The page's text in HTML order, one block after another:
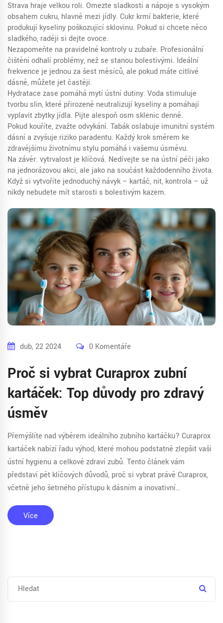
Strava hraje velkou roli. Omezte sladkosti a nápoje s vysokým
obsahem cukru, hlavně mezi jídly. Cukr krmí bakterie, které
produkují kyseliny poškozující sklovinu. Pokud si chcete něco
sladkého, raději si dejte ovoce.
Nezapomeňte na pravidelné kontroly u zubaře. Profesionální
čištění odhalí problémy, než se stanou bolestivými. Ideální
frekvence je jednou za šest měsíců, ale pokud máte citlivé
dásně, můžete jet častěji.
Hydratace zase pomáhá mytí ústní dutiny. Voda stimuluje
tvorbu slin, které přirozeně neutralizují kyseliny a pomáhají
vyplavit zbytky jídla. Pijte alespoň osm sklenic denně.
Pokud kouříte, zvažte odvykání. Tabák oslabuje imunitní systém
dásní a zvyšuje riziko paradentu. Každý krok směrem ke
zdravějšímu životnímu stylu pomáhá i vašemu úsměvu.
Na závěr: vytrvalost je klíčová. Nedívejte se na ústní péči jako
na jednorázovou akci, ale jako na součást každodenního života.
Když si vytvoříte jednoduchý návyk – kartáč, nit, kontrola – už
nikdy nebudete mít starosti s bolestivým kazem.
dub, 22 2024 0 Komentáře
Proč si vybrat Curaprox zubní
kartáček: Top důvody pro zdravý
úsměv
Přemýšlíte nad výběrem ideálního zubního kartáčku? Curaprox
kartáček nabízí řadu výhod, které mohou podstatně zlepšit vaši
ústní hygienu a celkové zdraví zubů. Tento článek vám
představí pět klíčových důvodů, proč si vybrat právě Curaprox,
včetně jeho šetrného přístupu k dásním a inovativní
Více